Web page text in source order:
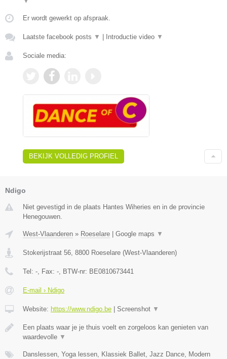
Er wordt gewerkt op afspraak.
Laatste facebook posts ▼ | Introductie video ▼
Sociale media:
BEKIJK VOLLEDIG PROFIEL
Ndigo
Niet gevestigd in de plaats Hantes Wiheries en in de provincie
Henegouwen.
West-Vlaanderen » Roeselare Google maps ▼
Stokerijstraat 56 8800 Roeselare (West-Vlaanderen)
Tel: - , Fax: - , BTW-nr: BE0810673441
E-mail › Ndigo
Website: https://www.ndigo.be Screenshot ▼
Een plaats waar je je thuis voelt en zorgeloos kan genieten van
waardevolle ▼
Danslessen, Yoga lessen, Klassiek Ballet, Jazz Dance, Modern